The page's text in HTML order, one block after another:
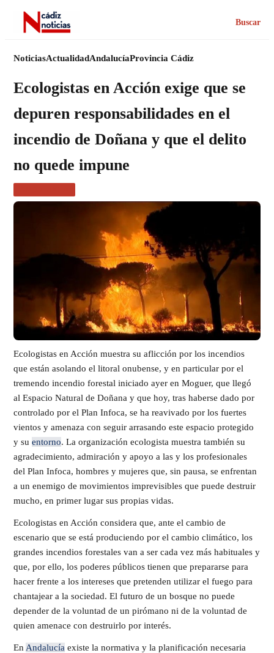
Buscar
NoticiasActualidadAndalucíaProvincia Cádiz
Ecologistas en Acción exige que se
depuren responsabilidades en el
incendio de Doñana y que el delito
no quede impune
Ecologistas en Acción muestra su aflicción por los incendios
que están asolando el litoral onubense, y en particular por el
tremendo incendio forestal iniciado ayer en Moguer, que llegó
al Espacio Natural de Doñana y que hoy, tras haberse dado por
controlado por el Plan Infoca, se ha reavivado por los fuertes
vientos y amenaza con seguir arrasando este espacio protegido
y su entorno. La organización ecologista muestra también su
agradecimiento, admiración y apoyo a las y los profesionales
del Plan Infoca, hombres y mujeres que, sin pausa, se enfrentan
a un enemigo de movimientos imprevisibles que puede destruir
mucho, en primer lugar sus propias vidas.
Ecologistas en Acción considera que, ante el cambio de
escenario que se está produciendo por el cambio climático, los
grandes incendios forestales van a ser cada vez más habituales y
que, por ello, los poderes públicos tienen que prepararse para
hacer frente a los intereses que pretenden utilizar el fuego para
chantajear a la sociedad. El futuro de un bosque no puede
depender de la voluntad de un pirómano ni de la voluntad de
quien amenace con destruirlo por interés.
En Andalucía existe la normativa y la planificación necesaria